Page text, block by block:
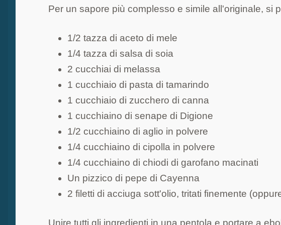
Per un sapore più complesso e simile all'originale, si
1/2 tazza di aceto di mele
1/4 tazza di salsa di soia
2 cucchiai di melassa
1 cucchiaio di pasta di tamarindo
1 cucchiaio di zucchero di canna
1 cucchiaino di senape di Digione
1/2 cucchiaino di aglio in polvere
1/4 cucchiaino di cipolla in polvere
1/4 cucchiaino di chiodi di garofano macinati
Un pizzico di pepe di Cayenna
2 filetti di acciuga sott'olio, tritati finemente
Unire tutti gli ingredienti in una pentola e portare a